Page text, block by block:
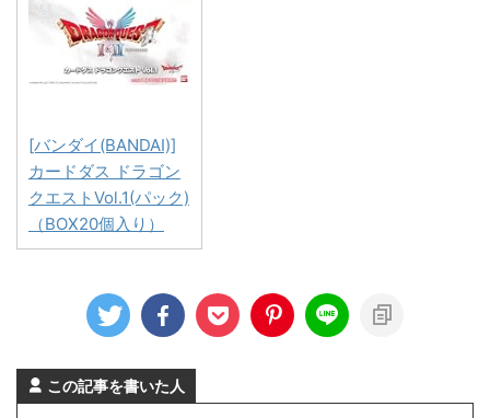
[バンダイ(BANDAI)]
カードダス ドラゴン
クエストVol.1(パック)
（BOX20個入り）
この記事を書いた人